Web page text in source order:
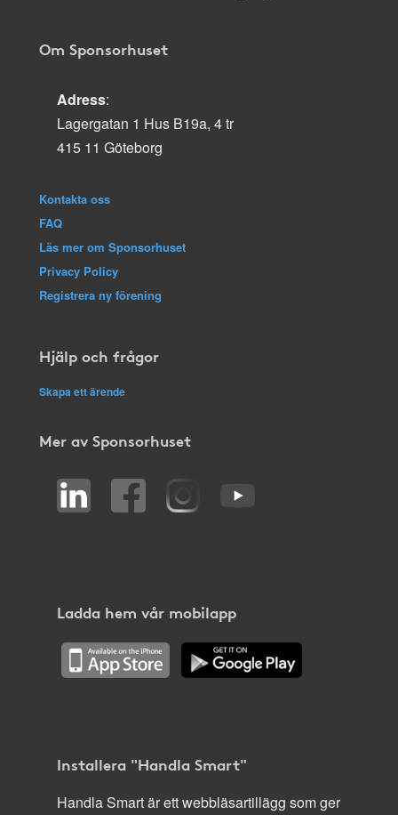
Om Sponsorhuset
Adress:
Lagergatan 1 Hus B19a, 4 tr
415 11 Göteborg
Kontakta oss
FAQ
Läs mer om Sponsorhuset
Privacy Policy
Registrera ny förening
Hjälp och frågor
Skapa ett ärende
Mer av Sponsorhuset
Ladda hem vår mobilapp
Installera "Handla Smart"
Handla Smart är ett webbläsartillägg som ger